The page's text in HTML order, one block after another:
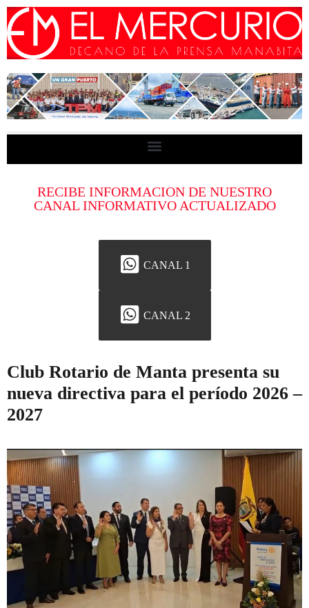
RECIBE INFORMACION DE NUESTRO
CANAL INFORMATIVO ACTUALIZADO
CANAL 1
CANAL 2
Club Rotario de Manta presenta su
nueva directiva para el período 2026 –
2027